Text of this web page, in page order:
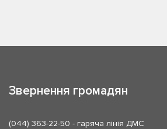
Звернення громадян
(044) 363-22-50 - гаряча лінія ДМС